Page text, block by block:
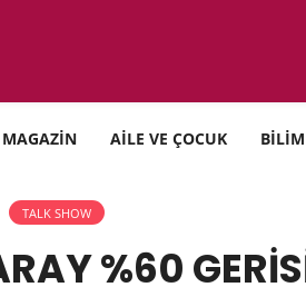
MAGAZİN AİLE VE ÇOCUK BİLİM
TALK SHOW
%60